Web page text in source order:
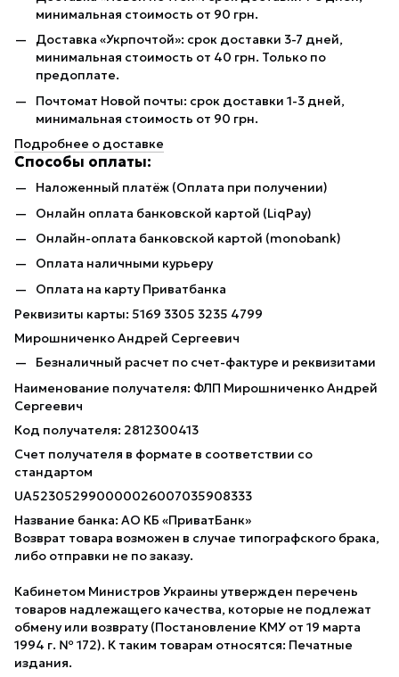
минимальная стоимость от 90 грн.
Доставка «Укрпочтой»: срок доставки 3-7 дней,
минимальная стоимость от 40 грн. Только по
предоплате.
Почтомат Новой почты: срок доставки 1-3 дней,
минимальная стоимость от 90 грн.
Подробнее о доставке
Способы оплаты:
Наложенный платёж (Оплата при получении)
Онлайн оплата банковской картой (LiqPay)
Онлайн-оплата банковской картой (monobank)
Оплата наличными курьеру
Оплата на карту Приватбанка
Реквизиты карты: 5169 3305 3235 4799
Мирошниченко Андрей Сергеевич
Безналичный расчет по счет-фактуре и реквизитами
Наименование получателя: ФЛП Мирошниченко Андрей
Сергеевич
Код получателя: 2812300413
Счет получателя в формате в соответствии со
стандартом
UA523052990000026007035908333
Название банка: АО КБ «ПриватБанк»
Возврат товара возможен в случае типографского брака,
либо отправки не по заказу.
Кабинетом Министров Украины утвержден перечень
товаров надлежащего качества, которые не подлежат
обмену или возврату (Постановление КМУ от 19 марта
1994 г. № 172). К таким товарам относятся: Печатные
издания.